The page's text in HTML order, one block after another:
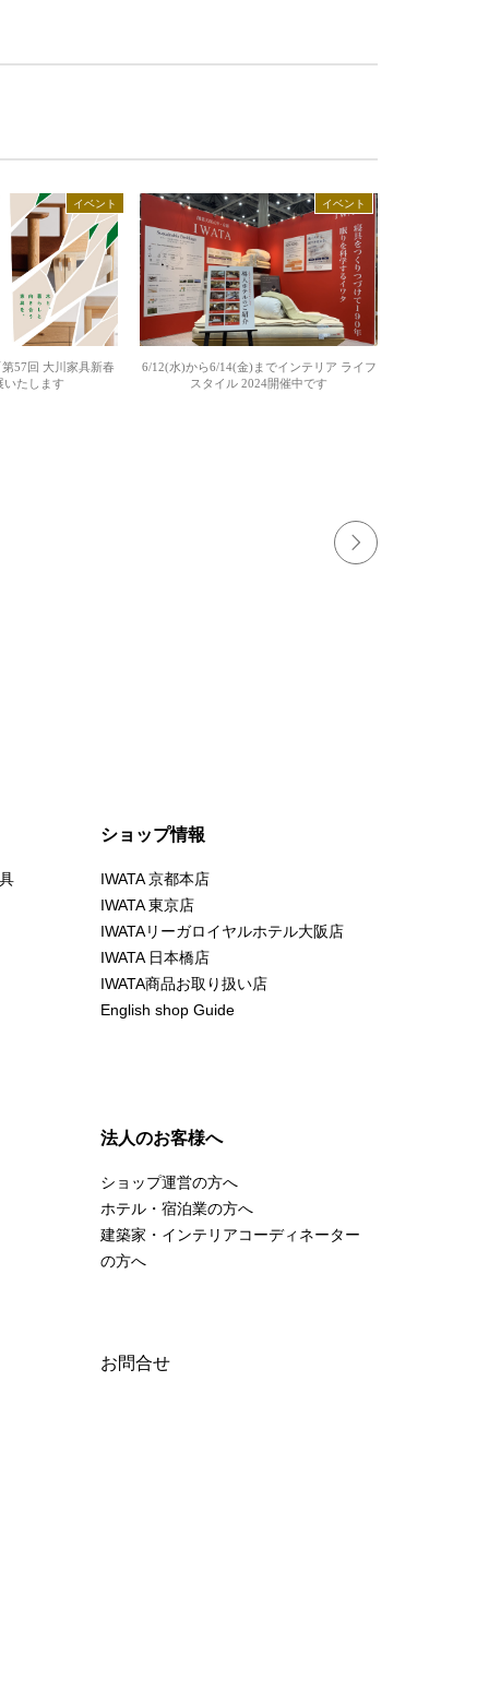
イベント
57回 大川家具新春
いたします
イベント
6/12(水)から6/14(金)までインテリア ライフ
スタイル 2024開催中です
ショップ情報
IWATA 京都本店
IWATA 東京店
IWATAリーガロイヤルホテル大阪店
IWATA 日本橋店
IWATA商品お取り扱い店
English shop Guide
法人のお客様へ
ショップ運営の方へ
ホテル・宿泊業の方へ
建築家・インテリアコーディネーター
の方へ
お問合せ